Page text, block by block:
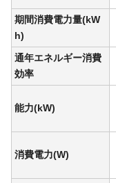
期間消費電力量(kW
h)
通年エネルギー消費
効率
能力(kW)
消費電力(W)